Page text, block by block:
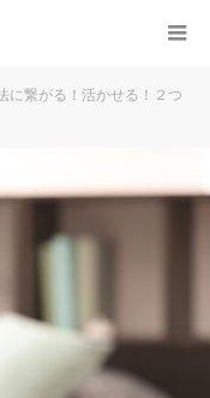
に繋がる！活かせる！２つ